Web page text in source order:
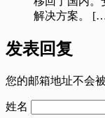
解决方案。
发表回复
您的邮箱地址不会被
姓名